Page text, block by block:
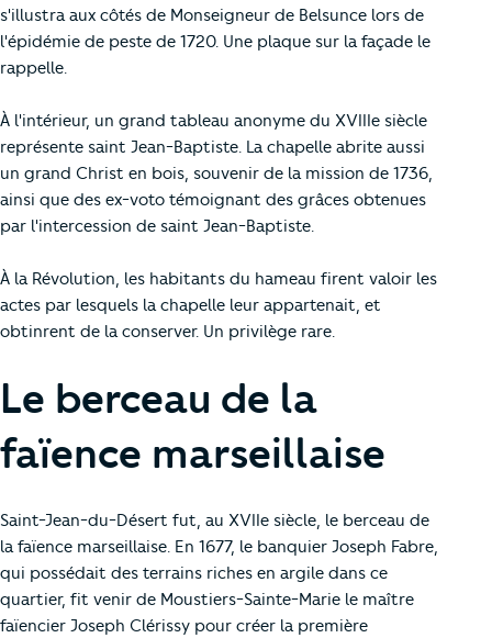
s'illustra aux côtés de Monseigneur de Belsunce lors de
l'épidémie de peste de 1720. Une plaque sur la façade le
rappelle.
À l'intérieur, un grand tableau anonyme du XVIIIe siècle
représente saint Jean-Baptiste. La chapelle abrite aussi
un grand Christ en bois, souvenir de la mission de 1736,
ainsi que des ex-voto témoignant des grâces obtenues
par l'intercession de saint Jean-Baptiste.
À la Révolution, les habitants du hameau firent valoir les
actes par lesquels la chapelle leur appartenait, et
obtinrent de la conserver. Un privilège rare.
Le berceau de la
faïence marseillaise
Saint-Jean-du-Désert fut, au XVIIe siècle, le berceau de
la faïence marseillaise. En 1677, le banquier Joseph Fabre,
qui possédait des terrains riches en argile dans ce
quartier, fit venir de Moustiers-Sainte-Marie le maître
faïencier Joseph Clérissy pour créer la première